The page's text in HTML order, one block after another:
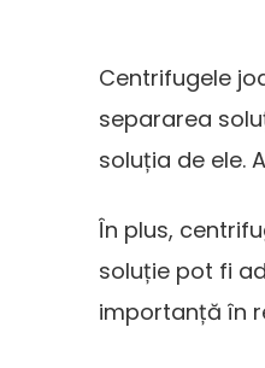
Centrifugele
separarea
soluția de ele.
În plus,
soluție pot fi
importanță în